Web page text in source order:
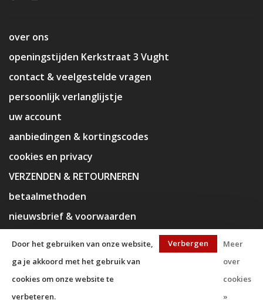
over ons
openingstijden Kerkstraat 3 Vught
contact & veelgestelde vragen
persoonlijk verlanglijstje
uw account
aanbiedingen & kortingscodes
cookies en privacy
VERZENDEN & RETOURNEREN
betaalmethoden
nieuwsbrief & voorwaarden
Door het gebruiken van onze website,
ga je akkoord met het gebruik van
cookies om onze website te
verbeteren.
Verbergen
Meer
over
cookies
»